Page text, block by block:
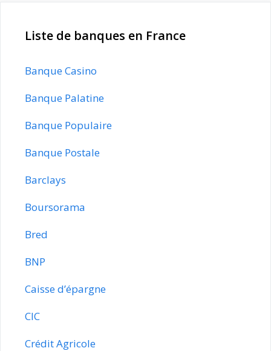
Liste de banques en France
Banque Casino
Banque Palatine
Banque Populaire
Banque Postale
Barclays
Boursorama
Bred
BNP
Caisse d’épargne
CIC
Crédit Agricole